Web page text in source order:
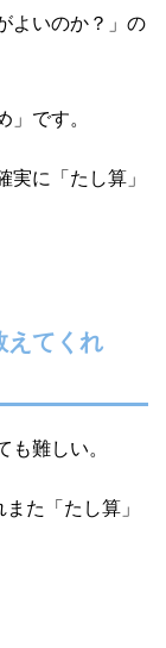
よいのか？」の
です。
実に「たし算」
えてくれ
難しい。
た「たし算」